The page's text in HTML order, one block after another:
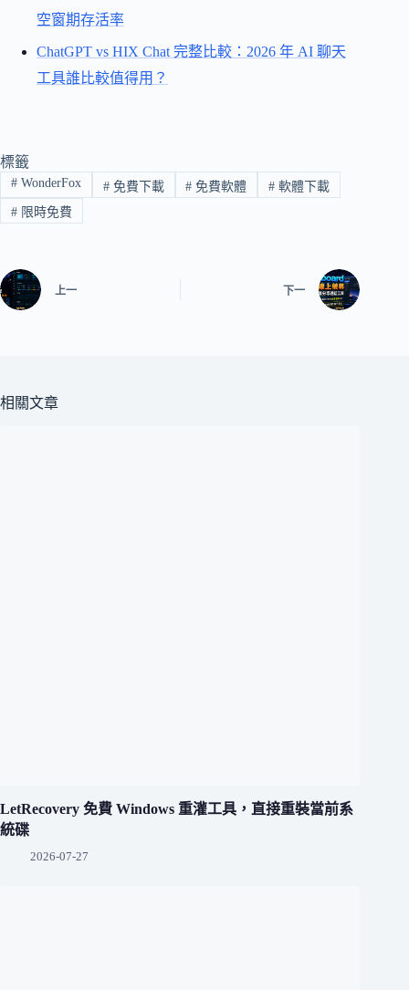
空窗期存活率
ChatGPT vs HIX Chat 完整比較：2026 年 AI 聊天
工具誰比較值得用？
標籤
#WonderFox #免費下載 # 免費軟體 # 軟體下載
#限時免費
上一 下一
相關文章
LetRecovery 免費 Windows 重灌工具，直接重裝當前系
統碟
2026-07-27